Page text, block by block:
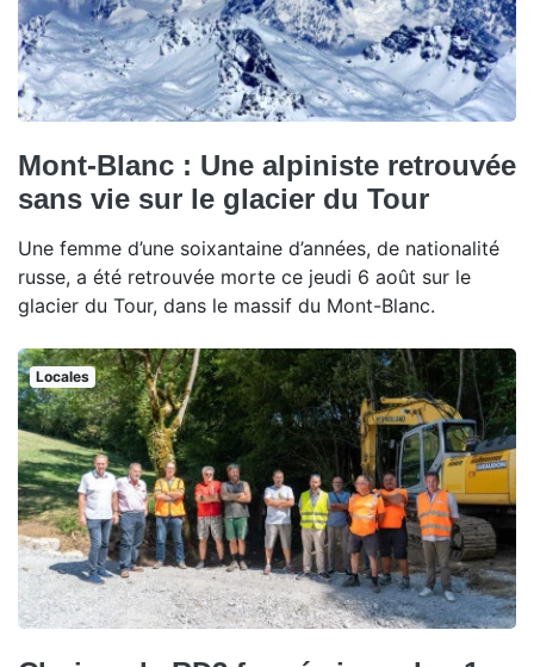
Mont-Blanc : Une alpiniste retrouvée
sans vie sur le glacier du Tour
Une femme d’une soixantaine d’années, de nationalité
russe, a été retrouvée morte ce jeudi 6 août sur le
glacier du Tour, dans le massif du Mont-Blanc.
Locales